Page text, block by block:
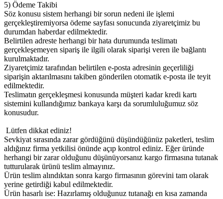
5) Ödeme Takibi
Söz konusu sistem herhangi bir sorun nedeni ile işlemi
gerçekleştiremiyorsa ödeme sayfası sonucunda ziyaretçimiz bu
durumdan haberdar edilmektedir.
Belirtilen adreste herhangi bir hata durumunda teslimatı
gerçekleşemeyen sipariş ile ilgili olarak siparişi veren ile bağlantı
kurulmaktadır.
Ziyaretçimiz tarafından belirtilen e-posta adresinin geçerliliği
siparişin aktarılmasını takiben gönderilen otomatik e-posta ile teyit
edilmektedir.
Teslimatın gerçekleşmesi konusunda müşteri kadar kredi kartı
sistemini kullandığımız bankaya karşı da sorumluluğumuz söz
konusudur.
Lütfen dikkat ediniz!
Sevkiyat sırasında zarar gördüğünü düşündüğünüz paketleri, teslim
aldığınız firma yetkilisi önünde açıp kontrol ediniz. Eğer üründe
herhangi bir zarar olduğunu düşünüyorsanız kargo firmasına tutanak
tutturularak ürünü teslim almayınız.
Ürün teslim alındıktan sonra kargo firmasının görevini tam olarak
yerine getirdiği kabul edilmektedir.
Ürün hasarlı ise: Hazırlamış olduğunuz tutanağı en kısa zamanda